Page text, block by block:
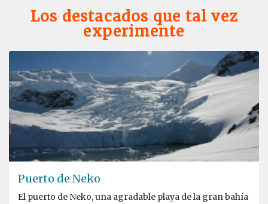
Los destacados que tal vez
experimente
Puerto de Neko
El puerto de Neko, una agradable playa de la gran bahía